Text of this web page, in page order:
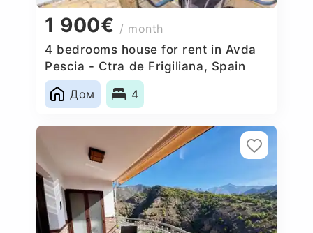
1 900€ / month
4 bedrooms house for rent in Avda
Pescia - Ctra de Frigiliana, Spain
Дом
4